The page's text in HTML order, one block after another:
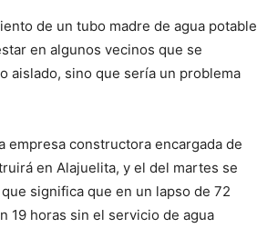
de un tubo madre de agua potable
en algunos vecinos que se
aislado, sino que sería un problema
empresa constructora encargada de
en Alajuelita, y el del martes se
significa que en un lapso de 72
19 horas sin el servicio de agua